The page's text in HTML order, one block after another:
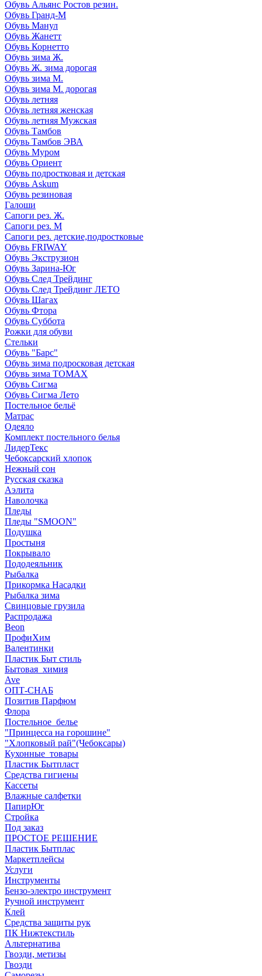
Обувь Альянс Ростов резин.
Обувь Гранд-М
Обувь Манул
Обувь Жанетт
Обувь Корнетто
Обувь зима Ж.
Обувь Ж. зима дорогая
Обувь зима М.
Обувь зима М. дорогая
Обувь летняя
Обувь летняя женская
Обувь летняя Мужская
Обувь Тамбов
Обувь Тамбов ЭВА
Обувь Муром
Обувь Ориент
Обувь подростковая и детская
Обувь Askum
Обувь резиновая
Галоши
Сапоги рез. Ж.
Сапоги рез. М
Сапоги рез. детские,подростковые
Обувь FRIWAY
Обувь Экструзион
Обувь Зарина-Юг
Обувь След Трейдинг
Обувь След Трейдинг ЛЕТО
Обувь Шагах
Обувь Фтора
Обувь Суббота
Рожки для обуви
Стельки
Обувь "Барс"
Обувь зима подросковая детская
Обувь зима ТОМАХ
Обувь Сигма
Обувь Сигма Лето
Постельное бельё
Матрас
Одеяло
Комплект постельного белья
ЛидерТекс
Чебоксарский хлопок
Нежный сон
Русская сказка
Аэлита
Наволочка
Пледы
Пледы "SMOON"
Подушка
Простыня
Покрывало
Пододеяльник
Рыбалка
Прикормка Насадки
Рыбалка зима
Свинцовые грузила
Распродажа
Beon
ПрофиХим
Валентинки
Пластик Быт стиль
Бытовая_химия
Ave
ОПТ-СНАБ
Позитив Парфюм
Флора
Постельное_белье
"Принцесса на горошине"
"Хлопковый рай"(Чебоксары)
Кухонные_товары
Пластик Бытпласт
Средства гигиены
Кассеты
Влажные салфетки
ПапирЮг
Стройка
Под заказ
ПРОСТОЕ РЕШЕНИЕ
Пластик Бытплас
Маркетплейсы
Услуги
Инструменты
Бензо-электро инструмент
Ручной инструмент
Клей
Средства защиты рук
ПК Нижтекстиль
Альтернатива
Гвозди, метизы
Гвозди